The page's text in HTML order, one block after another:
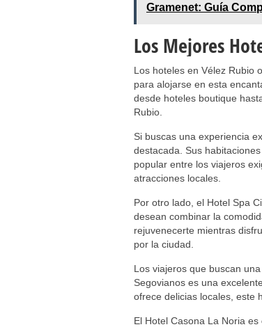
Gramenet: Guía
Los Mejores
Los hoteles en Vélez Rubio
para alojarse en esta
desde hoteles boutique
Rubio.
Si buscas una experiencia
destacada. Sus
popular entre los viajeros
atracciones locales.
Por otro lado, el Hotel Spa
desean combinar la
rejuvenecerte mientras
por la ciudad.
Los viajeros que buscan
Segovianos es una
ofrece delicias locales, este
El Hotel Casona La Noria